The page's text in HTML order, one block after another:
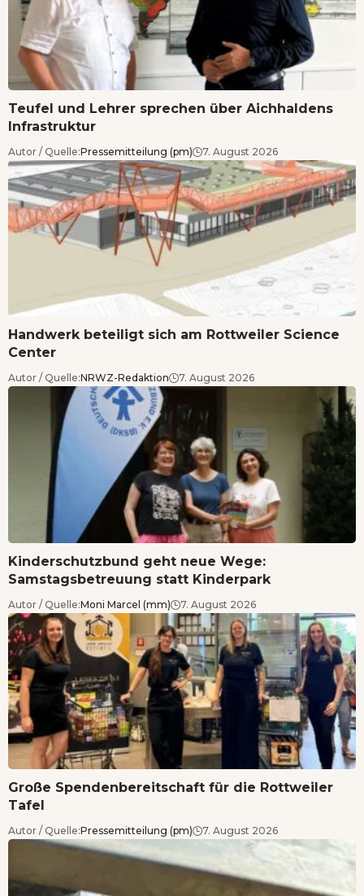
Teufel und Lehrer sprechen über Aichhaldens
Infrastruktur
Autor / Quelle:Pressemitteilung (pm) 7. August 2026
Handwerk beteiligt sich am Rottweiler Science
Center
Autor / Quelle:NRWZ-Redaktion 7. August 2026
Kinderschutzbund geht neue Wege:
Samstagsbetreuung statt Kinderpark
Autor / Quelle:Moni Marcel (mm) 7. August 2026
Große Spendenbereitschaft für die Rottweiler
Tafel
Autor / Quelle:Pressemitteilung (pm) 7. August 2026